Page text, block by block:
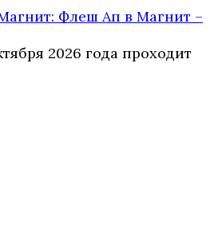
Флеш Ап в Магнит –
2026 года проходит